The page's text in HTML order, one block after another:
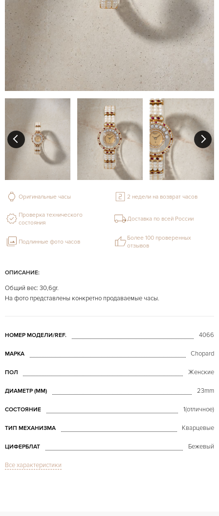
ОПИСАНИЕ:
Общий вес: 30,6gr.
На фото представлены конкретно продаваемые часы.
НОМЕР МОДЕЛИ/REF. 4066
МАРКА Chopard
ПОЛ Женские
ДИАМЕТР (MM) 23mm
СОСТОЯНИЕ 1(отличное)
ТИП МЕХАНИЗМА Кварцевые
ЦИФЕРБЛАТ Бежевый
СТЕКЛО
Все характеристики
Оригинальные часы 2 недели на возврат часов
Проверка технического
состояния
Доставка по всей России
Подлинные фото часов
Более 100 проверенных
отзывов